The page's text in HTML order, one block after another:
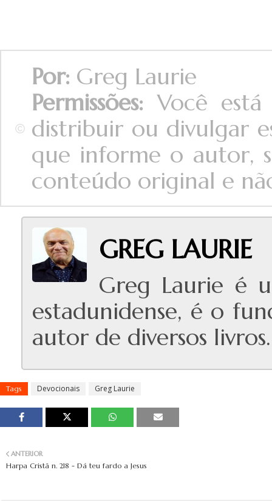
Por: Greg Laurie
Permissões:Você
distribuir ou divulgar
que informe o autor,
conteúdo original e
GREG LAURIE
Greg Laurie é
estadunidense, é o
autor de diversos livros.
Tags Devocionais Greg Laurie
ANTERIOR
Harpa Cristã n. 218 - Dá teu fardo a Jesus